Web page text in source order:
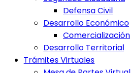
Defensa Civil
Desarrollo Económico
Comercialización
Desarrollo Territorial
Trámites Virtuales